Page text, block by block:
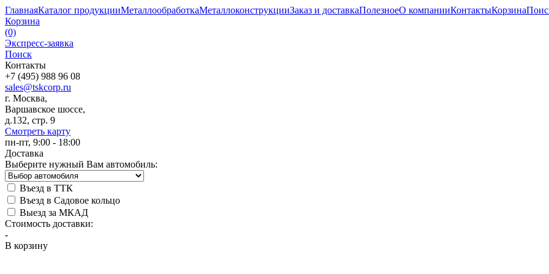
ГлавнаяКаталог продукцииМеталлообработкаМеталлоконструкцииЗаказ и доставкаПолезноеО компанииКонтактыКорзина
Корзина
(0)
Экспресс-заявка
Поиск
Контакты
+7 (495) 988 96 08
sales@tskcorp.ru
г. Москва,
Варшавское шоссе,
д.132, стр. 9
Смотреть карту
пн-пт, 9:00 - 18:00
Доставка
Выберите нужный Вам автомобиль:
Въезд в ТТК
Въезд в Садовое кольцо
Выезд за МКАД
Стоимость доставки:
-
В корзину